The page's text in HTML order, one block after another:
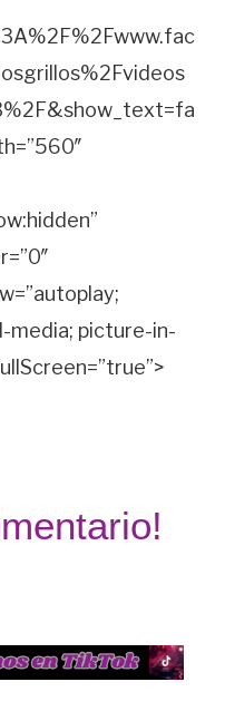
media; picture-in-